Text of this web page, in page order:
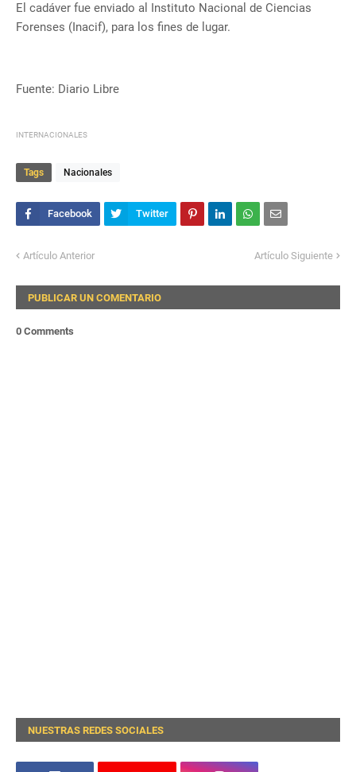
El cadáver fue enviado al Instituto Nacional de Ciencias
Forenses (Inacif), para los fines de lugar.
Fuente: Diario Libre
INTERNACIONALES
Tags Nacionales
Artículo Anterior Artículo Siguiente
PUBLICAR UN COMENTARIO
0 Comments
NUESTRAS REDES SOCIALES